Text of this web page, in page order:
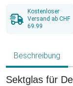
Kostenloser
Versand ab CHF
69.99
Beschreibung
Sektglas für